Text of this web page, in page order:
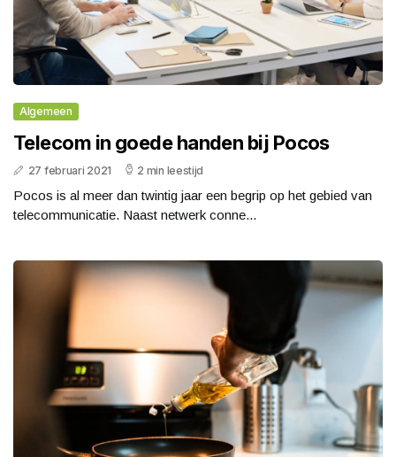
Algemeen
Telecom in goede handen bij Pocos
27 februari 2021 2 min leestijd
Pocos is al meer dan twintig jaar een begrip op het gebied van
telecommunicatie. Naast netwerk conne...